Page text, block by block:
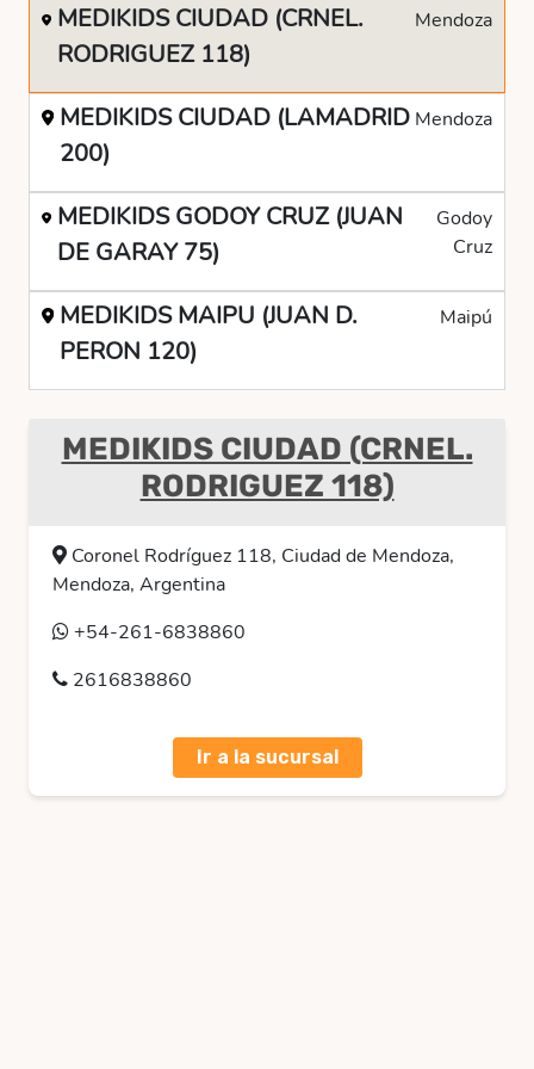
MEDIKIDS CIUDAD (CRNEL.
RODRIGUEZ 118)
Mendoza
MEDIKIDS CIUDAD (LAMADRID
200)
Mendoza
MEDIKIDS GODOY CRUZ (JUAN
DE GARAY 75)
Godoy
Cruz
MEDIKIDS MAIPU (JUAN D.
PERON 120)
Maipú
MEDIKIDS CIUDAD (CRNEL.
RODRIGUEZ 118)
Coronel Rodríguez 118, Ciudad de Mendoza,
Mendoza, Argentina
+54-261-6838860
2616838860
Ir a la sucursal